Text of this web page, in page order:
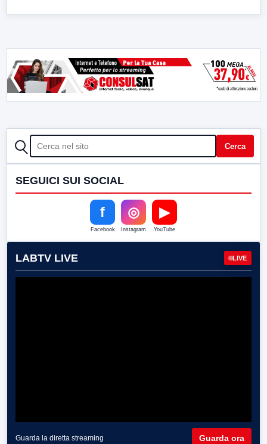
CERCA Cerca
SEGUICI SUI SOCIAL
f
Facebook
◎
Instagram
▶
YouTube
LABTV LIVE LIVE
Guarda la diretta streaming Guarda ora